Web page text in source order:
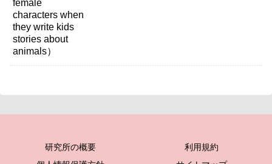
研究所の概要
利用規約